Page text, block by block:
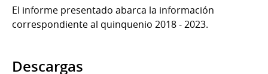
El informe presentado abarca la información
correspondiente al quinquenio 2018 - 2023.
Descargas